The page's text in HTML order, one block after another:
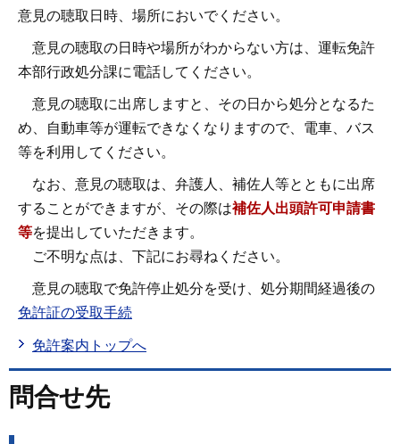
意見の聴取日時、場所においでください。
意見の聴取の日時や場所がわからない方は、運転免許
本部行政処分課に電話してください。
意見の聴取に出席しますと、その日から処分となるた
め、自動車等が運転できなくなりますので、電車、バス
等を利用してください。
なお、意見の聴取は、弁護人、補佐人等とともに出席
することができますが、その際は補佐人出頭許可申請書
等を提出していただきます。
ご不明な点は、下記にお尋ねください。
意見の聴取で免許停止処分を受け、処分期間経過後の
免許証の受取手続
免許案内トップへ
問合せ先